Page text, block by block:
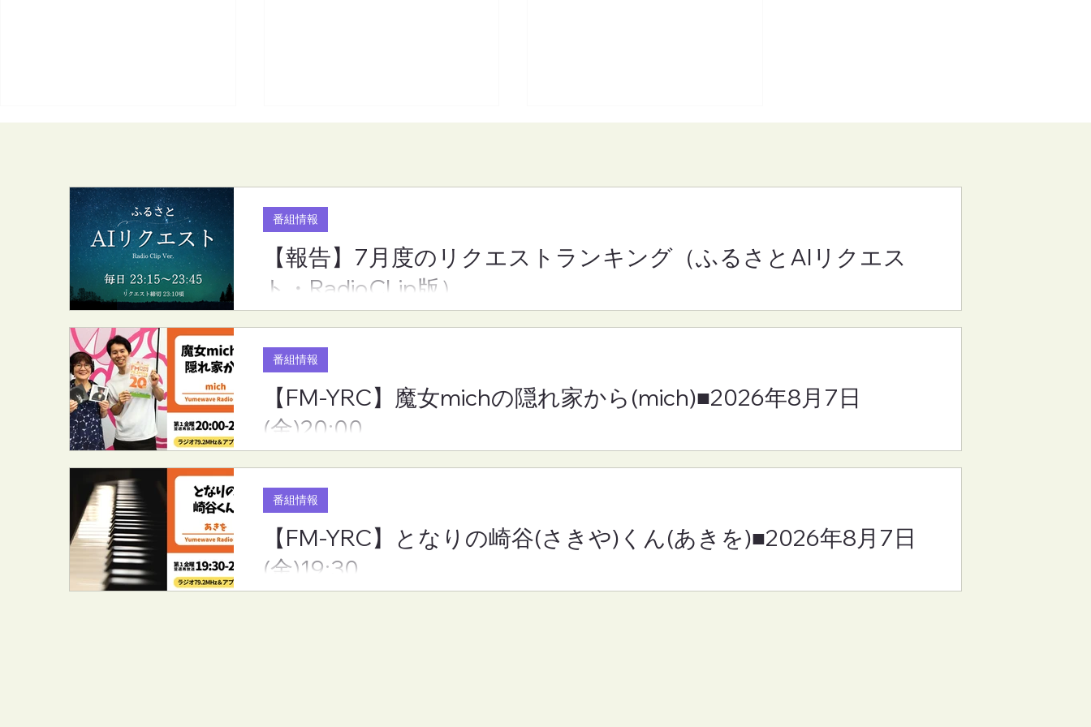
【報告】7月度のリクエスト
ランキング（ふるさとAIリク
エスト・RadioCLip版）
【FM-YRC】魔女michの隠れ
家から(mich)■2026年8月7日
【FM-YRC】となりの崎谷(さ
【報告】7月度のリクエストランキング（ふるさとAIリクエス
ト・RadioCLip版）
番組情報
【FM-YRC】魔女michの隠れ家から(mich)■2026年8月7日
(金)20:00
番組情報
【FM-YRC】となりの崎谷(さきや)くん(あきを)■2026年8月7日
(金)19:30
番組情報